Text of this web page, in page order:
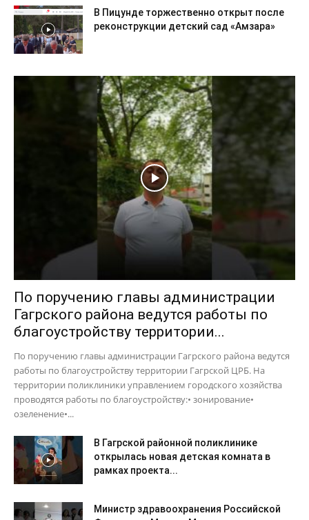
В Пицунде торжественно открыт после
реконструкции детский сад «Амзара»
По поручению главы администрации
Гагрского района ведутся работы по
благоустройству территории...
По поручению главы администрации Гагрского района ведутся
работы по благоустройству территории Гагрской ЦРБ. На
территории поликлиники управлением городского хозяйства
проводятся работы по благоустройству:• зонирование•
озеленение•...
В Гагрской районной поликлинике
открылась новая детская комната в
рамках проекта...
Министр здравоохранения Российской